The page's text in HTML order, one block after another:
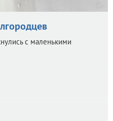
с маленькими